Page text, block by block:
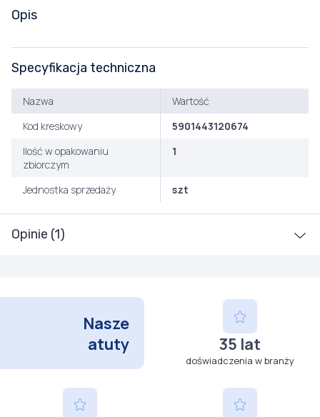
Opinie (1)
Opis
Specyfikacja techniczna
Nazwa
Wartość
Kod kreskowy
5901443120674
Ilość w opakowaniu
zbiorczym
1
Jednostka sprzedaży szt
Nasze
atuty
35 lat
doświadczenia w branży